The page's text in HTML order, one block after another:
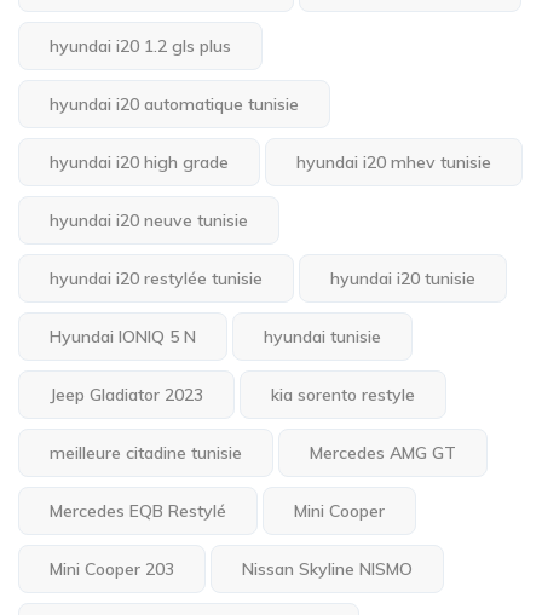
hyundai i20 1.2 gls plus
hyundai i20 automatique tunisie
hyundai i20 high grade hyundai i20 mhev tunisie
hyundai i20 neuve tunisie
hyundai i20 restylée tunisie hyundai i20 tunisie
Hyundai IONIQ 5 N hyundai tunisie
Jeep Gladiator 2023 kia sorento restyle
meilleure citadine tunisie Mercedes AMG GT
Mercedes EQB Restylé Mini Cooper
Mini Cooper 203 Nissan Skyline NISMO